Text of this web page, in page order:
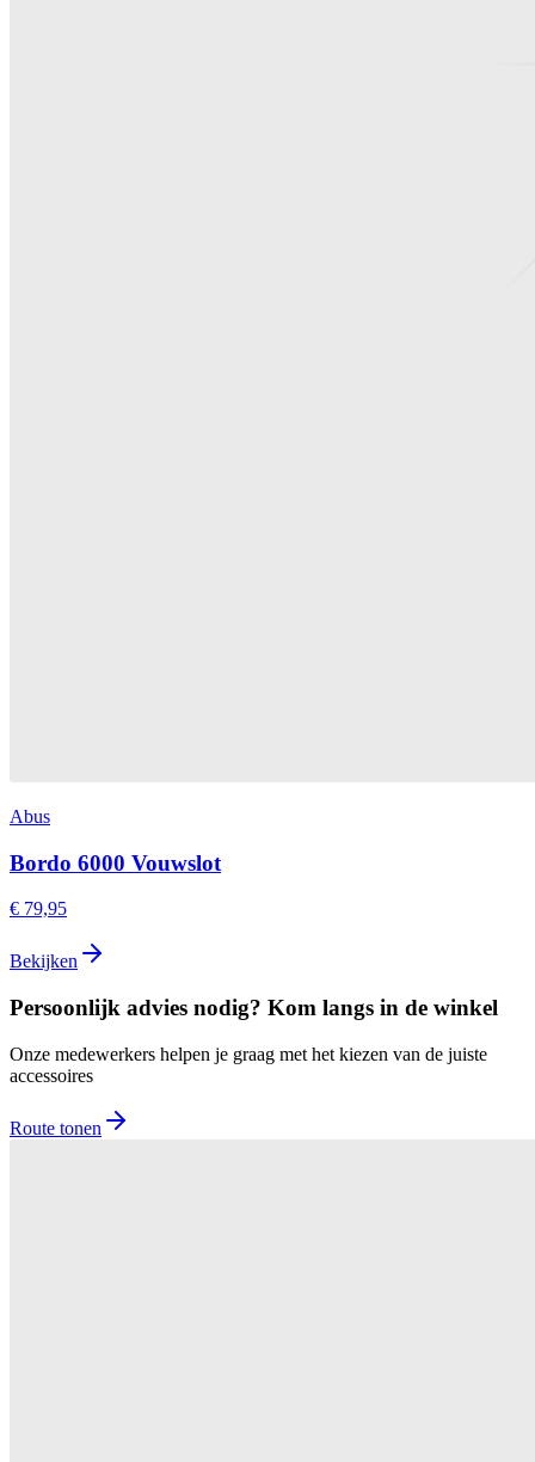
Abus
Bordo 6000 Vouwslot
€ 79,95
Bekijken
Persoonlijk advies nodig? Kom langs in de winkel
Onze medewerkers helpen je graag met het kiezen van de juiste
accessoires
Route tonen